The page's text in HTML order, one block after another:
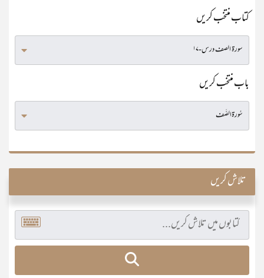
کتاب منتخب کریں
باب منتخب کریں
تلاش کریں